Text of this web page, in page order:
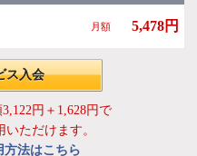
月額 5,478円
ス入会
円＋1,628円で
ただけます。
方法はこちら